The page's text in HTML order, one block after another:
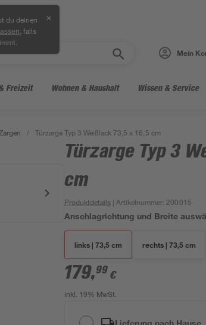
du deinen
, falls
✕
Mein
Freizeit Wohnen & Haushalt Wissen & Service
Zargen / Türzarge Typ 3 Weißlack 73,5 x 16,5 cm
Türzarge Typ 3
cm
Produktdetails | Artikelnummer: 200015
Anschlagrichtung und Breite
links | 73,5 cm rechts | 73,5 cm
179,99 €
inkl. 19% MwSt.
Lieferung nach Hause